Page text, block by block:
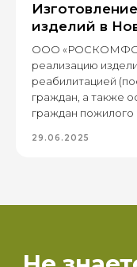
изделий в
ООО
реализацию
реабилитацией
граждан, а также
граждан пожилого
29.06.2025
Каталог
630 022, г.
ул. Бронная, 14 к3
+7 (995) 222-
8 (800)